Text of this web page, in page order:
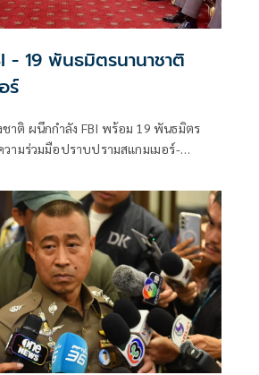
- 19 พันธมิตรนานาชาติ
ร์
าติ ผนึกกำลัง FBI พร้อม 19 พันธมิตร
ามร่วมมือปราบปรามสแกมเมอร์-